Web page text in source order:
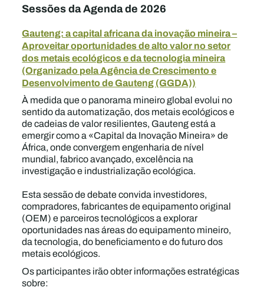
Sessões da Agenda de 2026
Gauteng: a capital africana da inovação mineira –
Aproveitar oportunidades de alto valor no setor
dos metais ecológicos e da tecnologia mineira
(Organizado pela Agência de Crescimento e
Desenvolvimento de Gauteng (GGDA))
À medida que o panorama mineiro global evolui no
sentido da automatização, dos metais ecológicos e
de cadeias de valor resilientes, Gauteng está a
emergir como a «Capital da Inovação Mineira» de
África, onde convergem engenharia de nível
mundial, fabrico avançado, excelência na
investigação e industrialização ecológica.
Esta sessão de debate convida investidores,
compradores, fabricantes de equipamento original
(OEM) e parceiros tecnológicos a explorar
oportunidades nas áreas do equipamento mineiro,
da tecnologia, do beneficiamento e do futuro dos
metais ecológicos.
Os participantes irão obter informações estratégicas
sobre: